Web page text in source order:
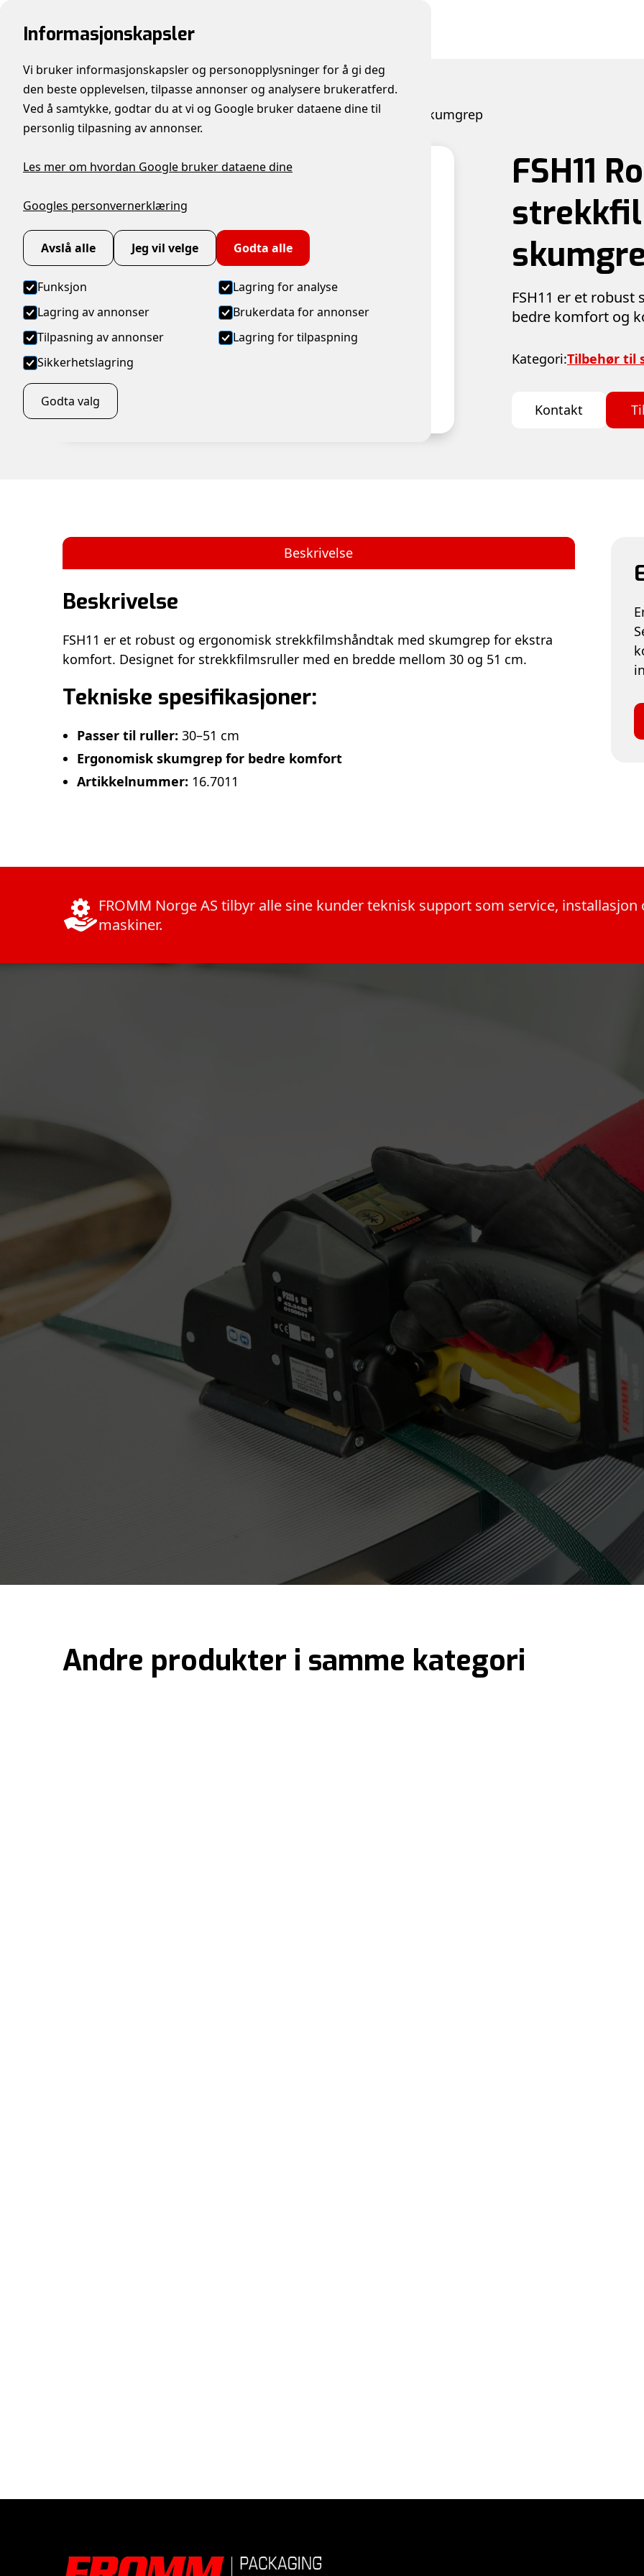
Informasjonskapsler
Vi bruker informasjonskapsler og personopplysninger for å gi deg
den beste opplevelsen, tilpasse annonser og analysere brukeratferd.
Ved å samtykke, godtar du at vi og Google bruker dataene dine til
personlig tilpasning av annonser.
Les mer om hvordan Google bruker dataene dine
Googles personvernerklæring
Avslå alle Jeg vil velge Godta alle
Funksjon
Lagring for analyse
Lagring av annonser
Brukerdata for annonser
Tilpasning av annonser
Lagring for tilpaspning
Sikkerhetslagring
Godta valg
Hjem→Produkter →FSH11 Robust strekkfilmshåndtak med skumgrep
FSH11
FSH11 er et
bedre komfort og
Kategori:Tilbehør til
Kontakt
Beskrivelse
Beskrivelse
FSH11 er et robust og ergonomisk strekkfilmshåndtak med skumgrep for ekstra
komfort. Designet for strekkfilmsruller med en bredde mellom 30 og 51 cm.
Tekniske spesifikasjoner:
Passer til ruller: 30–51 cm
Ergonomisk skumgrep for bedre komfort
Artikkelnummer: 16.7011
FROMM Norge AS tilbyr alle sine kunder teknisk support som service, installasjon
maskiner.
+47 32 24 17 70
post@fromm.no
PB: 532, 3414 Lierstranda
Din melding:
Jeg aksepterer
Andre produkter i samme kategori